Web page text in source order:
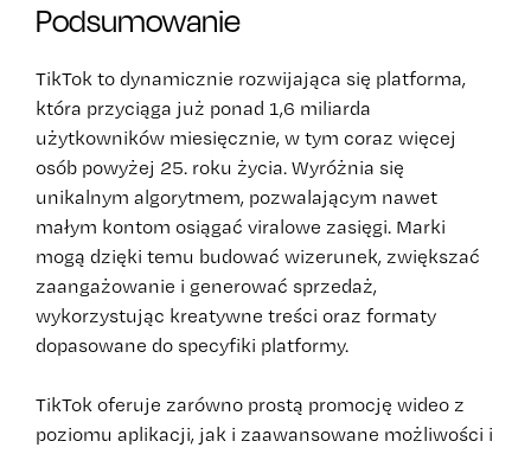
Podsumowanie
TikTok to dynamicznie rozwijająca się platforma,
która przyciąga już ponad 1,6 miliarda
użytkowników miesięcznie, w tym coraz więcej
osób powyżej 25. roku życia. Wyróżnia się
unikalnym algorytmem, pozwalającym nawet
małym kontom osiągać viralowe zasięgi. Marki
mogą dzięki temu budować wizerunek, zwiększać
zaangażowanie i generować sprzedaż,
wykorzystując kreatywne treści oraz formaty
dopasowane do specyfiki platformy.
TikTok oferuje zarówno prostą promocję wideo z
poziomu aplikacji, jak i zaawansowane możliwości i